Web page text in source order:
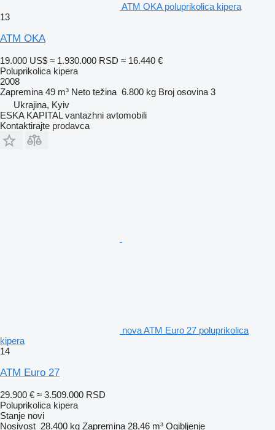
ATM OKA poluprikolica kipera
13
ATM OKA
19.000 US$ ≈ 1.930.000 RSD ≈ 16.440 €
Poluprikolica kipera
2008
Zapremina 49 m³ Neto težina 6.800 kg Broj osovina 3
Ukrajina, Kyiv
ESKA KAPITAL vantazhni avtomobili
Kontaktirajte prodavca
nova ATM Euro 27 poluprikolica
kipera
14
ATM Euro 27
29.900 € ≈ 3.509.000 RSD
Poluprikolica kipera
Stanje novi
Nosivost 28.400 kg Zapremina 28,46 m³ Ogibljenje